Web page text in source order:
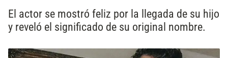
El actor se mostró feliz por la llegada de su hijo
y reveló el significado de su original nombre.